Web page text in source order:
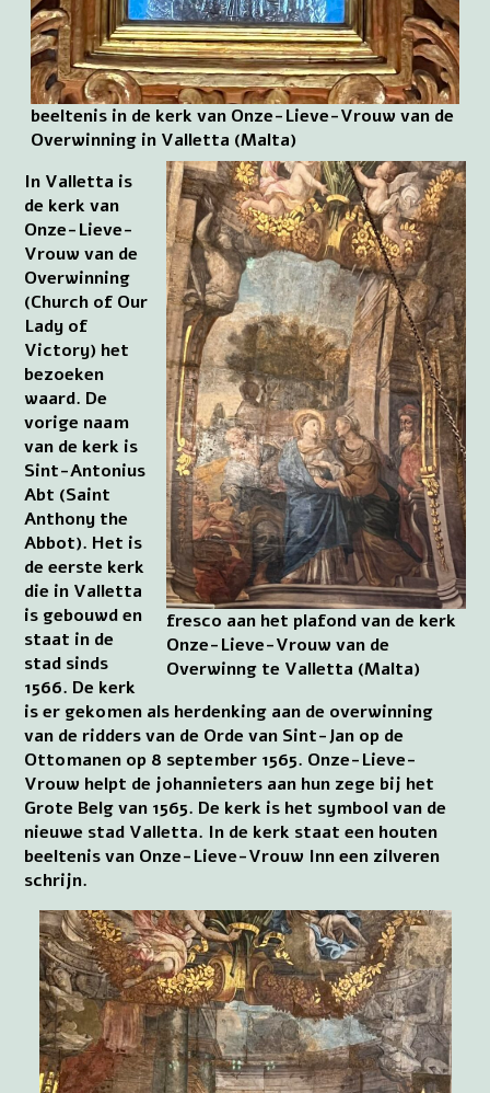
beeltenis in de kerk van Onze-Lieve-Vrouw van de
Overwinning in Valletta (Malta)
fresco aan het plafond van de kerk
Onze-Lieve-Vrouw van de
Overwinng te Valletta (Malta)
In Valletta is
de kerk van
Onze-Lieve-
Vrouw van de
Overwinning
(Church of Our
Lady of
Victory) het
bezoeken
waard. De
vorige naam
van de kerk is
Sint-Antonius
Abt (Saint
Anthony the
Abbot). Het is
de eerste kerk
die in Valletta
is gebouwd en
staat in de
stad sinds
1566. De kerk
is er gekomen als herdenking aan de overwinning
van de ridders van de Orde van Sint-Jan op de
Ottomanen op 8 september 1565. Onze-Lieve-
Vrouw helpt de johannieters aan hun zege bij het
Grote Belg van 1565. De kerk is het symbool van de
nieuwe stad Valletta. In de kerk staat een houten
beeltenis van Onze-Lieve-Vrouw Inn een zilveren
schrijn.